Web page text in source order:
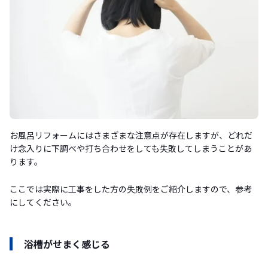
お風呂リフォームにはさまざまな注意点が存在しますが、どれだ
け念入りに下調べや打ち合わせをしても失敗してしまうことがあ
ります。
ここでは実際に工事をした方の失敗例をご紹介しますので、参考
にしてください。
浴槽がせまく感じる